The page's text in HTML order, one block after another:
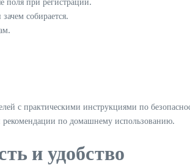
собирается.
с практическими инструкциями по
по домашнему использованию.
и удобство